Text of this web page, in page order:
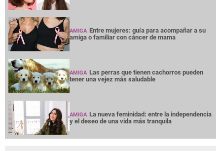
AMIGA Entre mujeres: guía para acompañar a su
amiga o familiar con cáncer de mama
AMIGA Las perras que tienen cachorros pueden
tener una vejez más saludable
AMIGA La nueva feminidad: entre la independencia
y el deseo de una vida más tranquila